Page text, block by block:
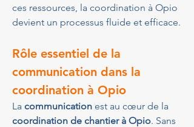
ces ressources, la coordination à Opio
devient un processus fluide et efficace.
Rôle essentiel de la
communication dans la
coordination à Opio
La communication est au cœur de la
coordination de chantier à Opio. Sans